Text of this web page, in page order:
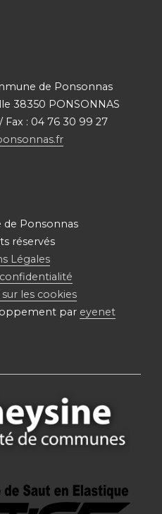
de Ponsonnas
38350 PONSONNAS
Fax : 04 76 30 99 27
de Ponsonnas
réservés
Légales
les cookies
par eyenet